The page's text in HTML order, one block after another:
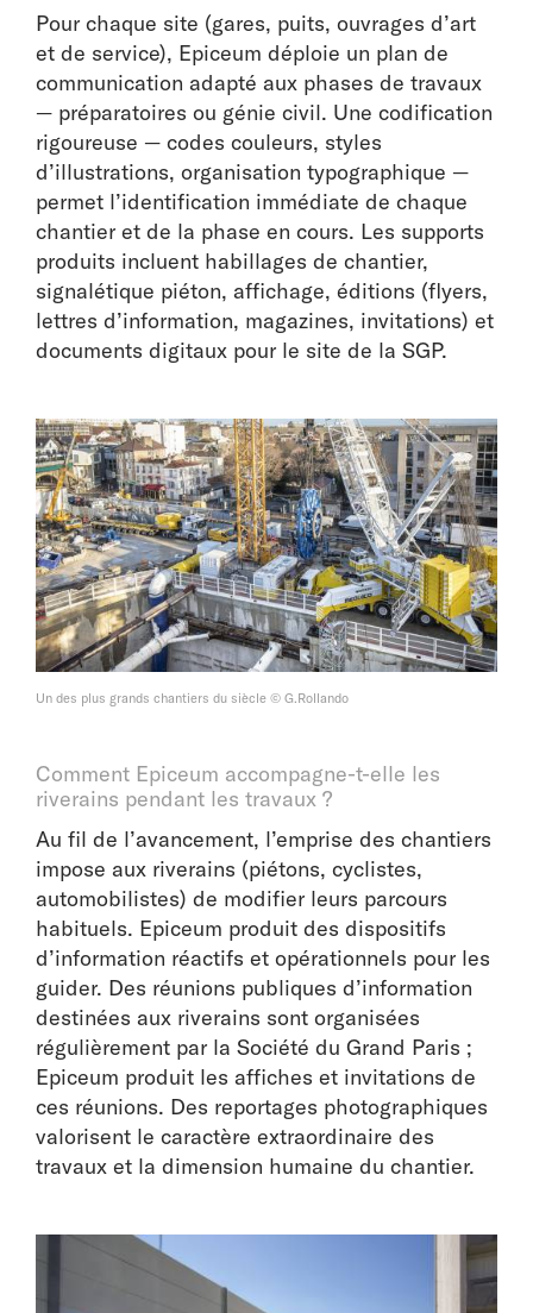
Pour chaque site (gares, puits, ouvrages d’art
et de service), Epiceum déploie un plan de
communication adapté aux phases de travaux
— préparatoires ou génie civil. Une codification
rigoureuse — codes couleurs, styles
d’illustrations, organisation typographique —
permet l’identification immédiate de chaque
chantier et de la phase en cours. Les supports
produits incluent habillages de chantier,
signalétique piéton, affichage, éditions (flyers,
lettres d’information, magazines, invitations) et
documents digitaux pour le site de la SGP.
Un des plus grands chantiers du siècle © G.Rollando
Comment Epiceum accompagne-t-elle les
riverains pendant les travaux ?
Au fil de l’avancement, l’emprise des chantiers
impose aux riverains (piétons, cyclistes,
automobilistes) de modifier leurs parcours
habituels. Epiceum produit des dispositifs
d’information réactifs et opérationnels pour les
guider. Des réunions publiques d’information
destinées aux riverains sont organisées
régulièrement par la Société du Grand Paris ;
Epiceum produit les affiches et invitations de
ces réunions. Des reportages photographiques
valorisent le caractère extraordinaire des
travaux et la dimension humaine du chantier.